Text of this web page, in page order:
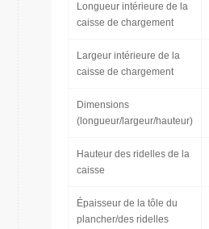
Longueur intérieure de la
caisse de chargement
Largeur intérieure de la
caisse de chargement
Dimensions
(longueur/largeur/hauteur)
Hauteur des ridelles de la
caisse
Épaisseur de la tôle du
plancher/des ridelles